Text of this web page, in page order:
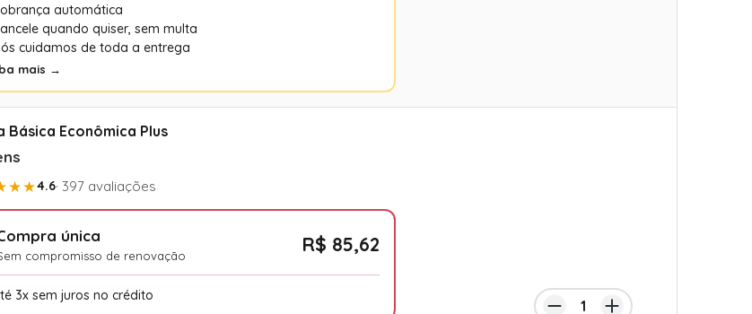
automática
quando quiser, sem multa
cuidamos de toda a entrega
mais →
Básica Econômica Plus
4.6· 397 avaliações
única
compromisso de renovação R$ 85,62
3x sem juros no crédito